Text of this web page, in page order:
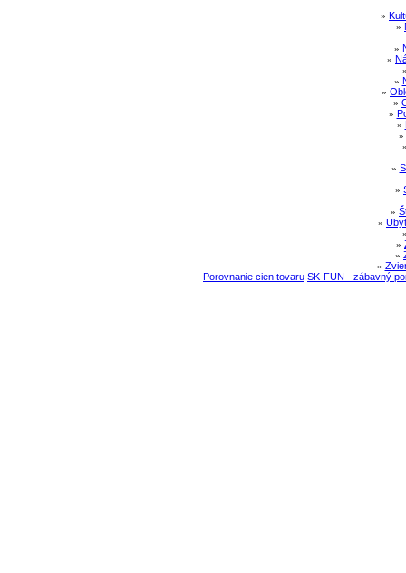
»
»
»
»
»
»
»
»
»
»
»
»
»
»
»
»
»
Porovnanie cien tovaru SK-FUN - zábavný